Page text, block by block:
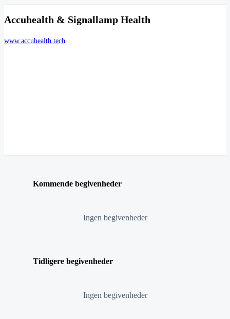
Accuhealth & Signallamp Health
www.accuhealth.tech
Kommende begivenheder
Ingen begivenheder
Tidligere begivenheder
Ingen begivenheder